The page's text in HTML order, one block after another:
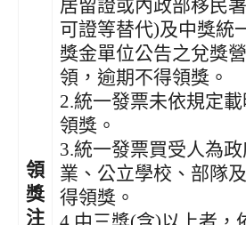
領
獎
注
居留證或內政部移民
可證等替代)及中獎統
獎金單位公告之兌獎
領，逾期不得領獎。
2.統一發票未依規定
領獎。
3.統一發票買受人為
業、公立學校、部隊
得領獎。